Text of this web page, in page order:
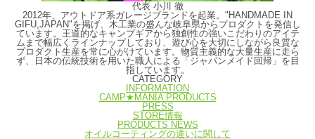
代表 小川 徹
2012年、アウトドア系ガレージブランドを起業。"HANDMADE IN
GIFU,JAPAN"を掲げ、木工業の盛んな岐阜県からプロダクトを発信し
ています。王道的なキャンプギアから独創性の強いこだわりのアイテ
ムまで幅広くラインナップしており、遊び心を大切にしながら良質な
プロダクト生産を常に心がけています。物質主義的な大量生産に走ら
ず、日本の伝統技術を用いた職人による「ジャパンメイド回帰」を目
指しています。
CATEGORY
INFORMATION
CAMP★MANIA PRODUCTS
PRESS
STORE情報
PRODUCTS NEWS
オイルコーティングの違いに関して